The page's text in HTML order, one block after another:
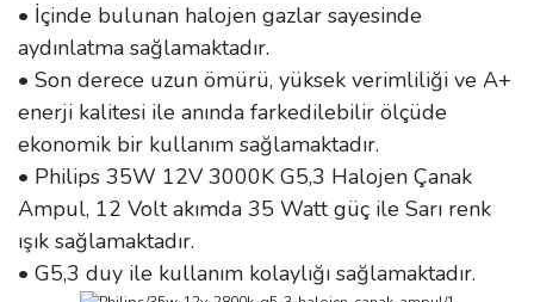
• İçinde bulunan halojen gazlar sayesinde
aydınlatma sağlamaktadır.
• Son derece uzun ömürü, yüksek verimliliği ve A+
enerji kalitesi ile anında farkedilebilir ölçüde
ekonomik bir kullanım sağlamaktadır.
• Philips 35W 12V 3000K G5,3 Halojen Çanak
Ampul, 12 Volt akımda 35 Watt güç ile Sarı renk
ışık sağlamaktadır.
• G5,3 duy ile kullanım kolaylığı sağlamaktadır.